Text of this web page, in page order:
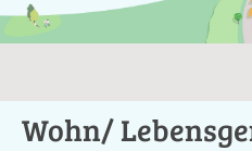
Wohn/